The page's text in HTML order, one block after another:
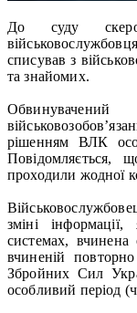
До суду
списував з
та знайомих.
рішенням ВЛК
Повідомляється,
проходили жодної
зміні
системах,
вчиненій
Збройних Сил
особливий період